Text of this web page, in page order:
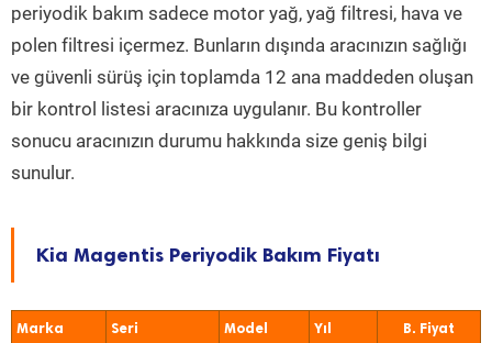
periyodik bakım sadece motor yağ, yağ filtresi, hava ve
polen filtresi içermez. Bunların dışında aracınızın sağlığı
ve güvenli sürüş için toplamda 12 ana maddeden oluşan
bir kontrol listesi aracınıza uygulanır. Bu kontroller
sonucu aracınızın durumu hakkında size geniş bilgi
sunulur.
Kia Magentis Periyodik Bakım Fiyatı
Marka Seri Model Yıl